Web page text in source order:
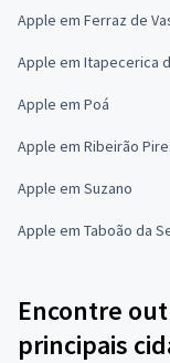
Apple em Ferraz de
Apple em Itapecerica
Apple em Poá
Apple em Ribeirão
Apple em Suzano
Apple em Taboão da
Encontre
principais